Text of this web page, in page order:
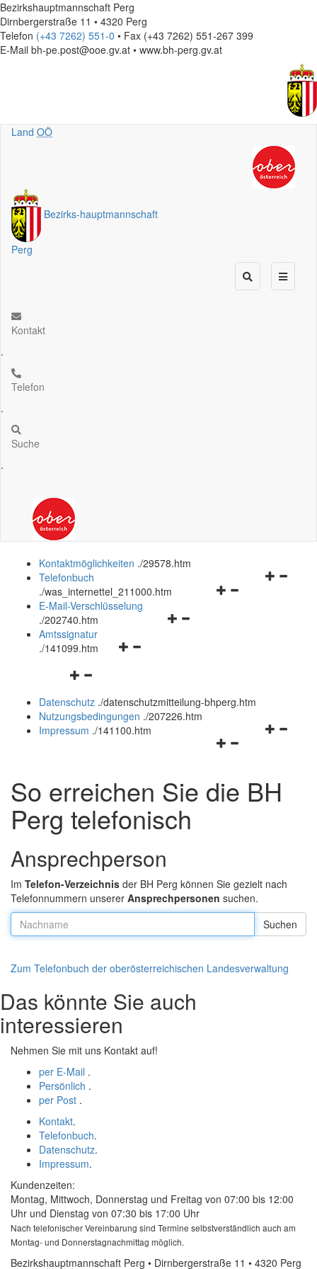
Bezirkshauptmannschaft Perg
Dirnbergerstraße 11 • 4320 Perg
Telefon (+43 7262) 551-0 • Fax (+43 7262) 551-267 399
E-Mail bh-pe.post@ooe.gv.at • www.bh-perg.gv.at
Land OÖ
Bezirks-hauptmannschaft
Perg
Kontakt
.
Telefon
.
Suche
.
Kontaktmöglichkeiten ./29578.htm
Navigationsmenü
Telefonbuch
./was_internettel_211000.htm
Navigationsmenü
E-Mail-Verschlüsselung
./202740.htm
Navigationsmenü
Amtssignatur
./141099.htm
Navigationsmenü
und
schließen
Datenschutz ./datenschutzmitteilung-bhperg.htm
Nutzungsbedingungen ./207226.htm
Navigationsmenü
schließen
Impressum ./141100.htm
So erreichen Sie die BH
Perg telefonisch
Ansprechperson
Im Telefon-Verzeichnis der BH Perg können Sie gezielt nach
Telefonnummern unserer Ansprechpersonen suchen.
Nachname:
Zum Telefonbuch der oberösterreichischen Landesverwaltung
Das könnte Sie auch
interessieren
Nehmen Sie mit uns Kontakt auf!
per E-Mail .
Persönlich .
per Post .
Kontakt.
Telefonbuch.
Datenschutz.
Impressum.
Kundenzeiten:
Montag, Mittwoch, Donnerstag und Freitag von 07:00 bis 12:00
Uhr und Dienstag von 07:30 bis 17:00 Uhr
Nach telefonischer Vereinbarung sind Termine selbstverständlich auch am
Montag- und Donnerstagnachmittag möglich.
Bezirkshauptmannschaft Perg • Dirnbergerstraße 11 • 4320 Perg